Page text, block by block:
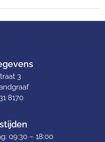
3
8170
09:30 – 18:00